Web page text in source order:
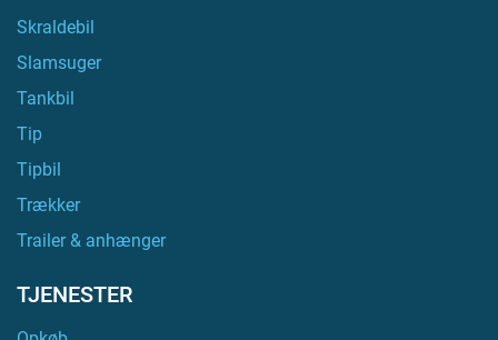
Skraldebil
Slamsuger
Tankbil
Tip
Tipbil
Trækker
Trailer & anhænger
TJENESTER